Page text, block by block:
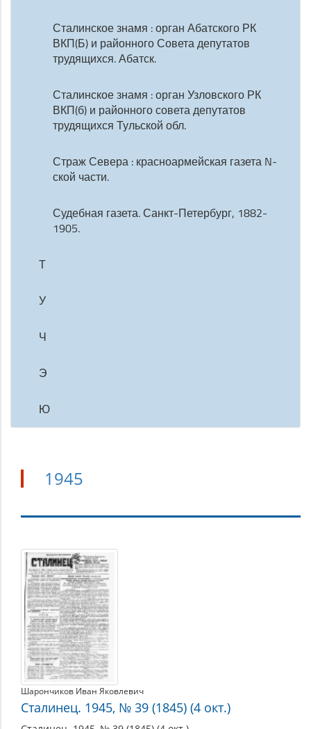
Сталинское знамя : орган Абатского РК
ВКП(Б) и районного Совета депутатов
трудящихся. Абатск.
Сталинское знамя : орган Узловского РК
ВКП(б) и районного совета депутатов
трудящихся Тульской обл.
Страж Севера : красноармейская газета N-
ской части.
Судебная газета. Санкт-Петербург, 1882-
1905.
Т
У
Ч
Э
Ю
1945
1945
Шарончиков Иван Яковлевич
Сталинец. 1945, № 39 (1845) (4 окт.)